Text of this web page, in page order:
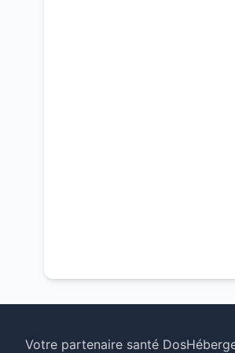
Votre partenaire santé Dos